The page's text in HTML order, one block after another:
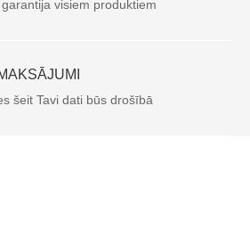
visiem produktiem
šeit Tavi dati būs drošībā